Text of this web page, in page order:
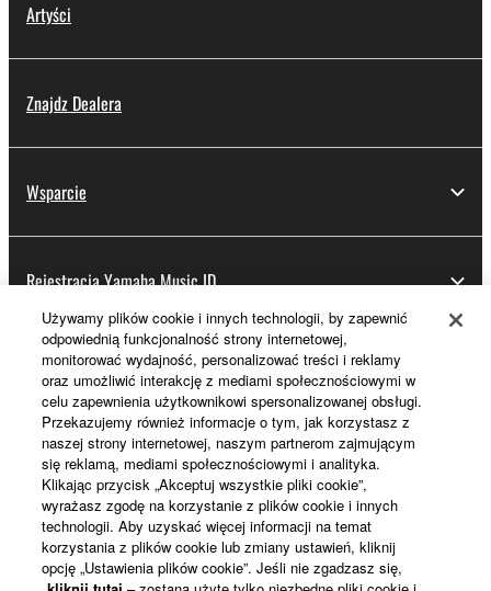
Artyści
Znajdz Dealera
Wsparcie
Rejestracja Yamaha Music ID
Informacje o Yamaha
Polska - Polish
Biznes
Używamy plików cookie i innych technologii, by zapewnić
odpowiednią funkcjonalność strony internetowej,
monitorować wydajność, personalizować treści i reklamy
oraz umożliwić interakcję z mediami społecznościowymi w
celu zapewnienia użytkownikowi spersonalizowanej obsługi.
Przekazujemy również informacje o tym, jak korzystasz z
naszej strony internetowej, naszym partnerom zajmującym
się reklamą, mediami społecznościowymi i analityka.
Klikając przycisk „Akceptuj wszystkie pliki cookie”,
wyrażasz zgodę na korzystanie z plików cookie i innych
technologii. Aby uzyskać więcej informacji na temat
korzystania z plików cookie lub zmiany ustawień, kliknij
opcję „Ustawienia plików cookie”. Jeśli nie zgadzasz się,